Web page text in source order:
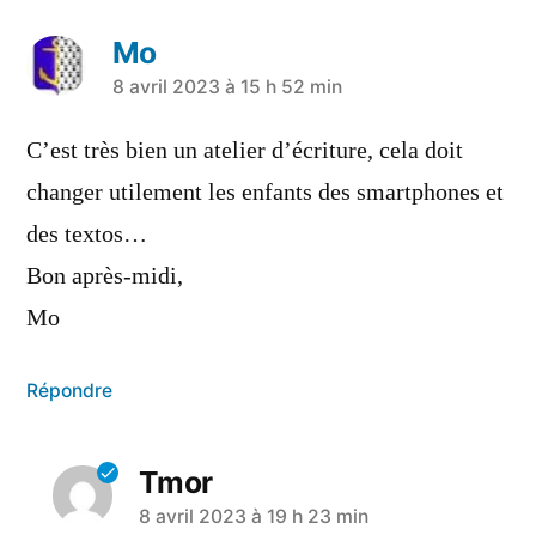
Mo
8 avril 2023 à 15 h 52 min
C’est très bien un atelier d’écriture, cela doit
changer utilement les enfants des smartphones et
des textos…
Bon après-midi,
Mo
Répondre
Tmor
8 avril 2023 à 19 h 23 min